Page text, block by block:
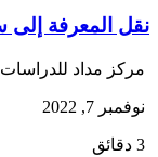
نقل المعرفة إلى
مركز مداد للدراسات
نوفمبر 7, 2022